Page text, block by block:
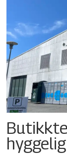
hyggelig